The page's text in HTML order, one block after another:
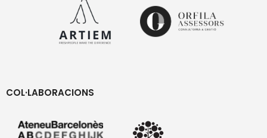
COL·LABORACIONS